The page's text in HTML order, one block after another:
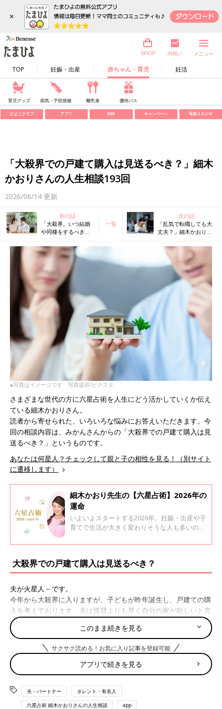
×
TOP 妊娠・出産 赤ちゃん・育児 妊活
SHOP 内祝い メニュー
育児グッズ 病気・予防接種 離乳食 優待パス
ひよこクラブ アプリ SNS キャンペーン 写真スタジオ
「大殺界での戸建て購入は見送るべき？」細木
かおりさんの人生相談193回
2026/06/14 更新
前の話
「大殺界。いつ結婚
や同棲をするべきで
おりさんの人生相談
192回
一覧
次の話
「乱気で転職しても大
丈夫？」細木かおりさ
●写真はイメージです 写真提供/ピクスタ
さまざまな世代の方に六星占術を人生にどう活かしていくか伝え
ている細木かおりさん。
読者から寄せられた、いろいろな悩みにお答えいただきます。今
回の相談内容は、みかんさんからの「大殺界での戸建て購入は見
送るべき？」というものです。
あなたは何星人？チェックして親と子の相性を見る！（別サイト
に遷移します）
細木かおり先生の【六星占術】2026年の
運命
いよいよスタートする2026年。妊娠・出産や子
育てで生活が大きく変わりそうな人も多いので
木かおり先生に、あなたの2026年がどんな年に
大殺界での戸建て購入は見送るべき？
夫が火星人－です。
今年から大殺界に入りますが、子どもが昨年誕生し、戸建ての購
入を考えております。夫は賃貸よりも早く自分の家が欲しいと言
いますが、私の母が、「大殺界が明けるまで購入を延ばしたほう
がいい」と現時点での購入を反対してきます。
条件がよければ私も購入したいと思っていますが、見送るべきで
しょうか。
（みかん：女性）
相談者 土星人＋
夫：火星人－
このまま続きを見る
サクサク読める！お気に入り記事を登録可能
アプリで続きを見る
夫・パートナー タレント・有名人
六星占術 細木かおりさんの人生相談 app